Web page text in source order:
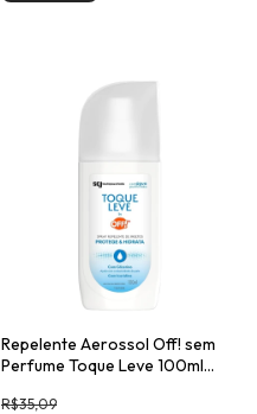
Repelente Aerossol Off! sem
Perfume Toque Leve 100ml
R$35,09